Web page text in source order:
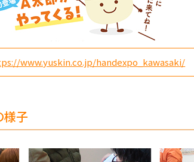
www.yuskin.co.jp/handexpo_kawasaki/
様子